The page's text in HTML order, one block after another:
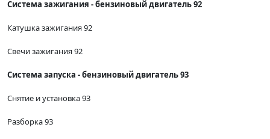
Система зажигания - бензиновый двигатель 92
Катушка зажигания 92
Свечи зажигания 92
Система запуска - бензиновый двигатель 93
Снятие и установка 93
Разборка 93